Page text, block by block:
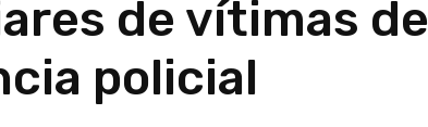
de vítimas de
policial